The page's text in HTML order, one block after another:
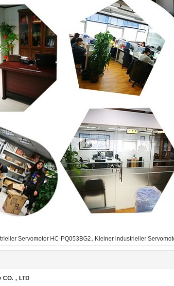
Servomotor HC-PQ053BG2, Kleiner industrieller
CO.，LTD